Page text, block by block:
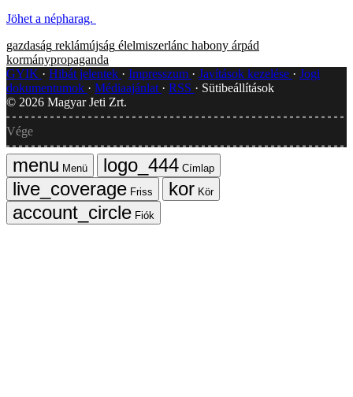
Jöhet a népharag.
gazdaság reklámújság élelmiszerlánc habony árpád
kormánypropaganda
GYIK
Hibát jelentek Impresszum Javítások kezelése
Jogi
dokumentumok
Médiaajánlat RSS
Sütibeállítások
© 2026 Magyar Jeti Zrt.
Vége
Menü
Címlap
Friss
Kör
Fiók